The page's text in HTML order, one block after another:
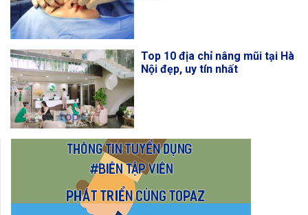
Top 10 địa chỉ nâng mũi tại Hà
Nội đẹp, uy tín nhất